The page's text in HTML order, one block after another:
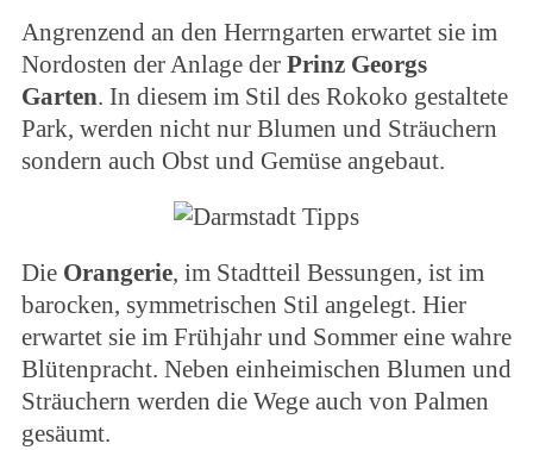
Angrenzend an den Herrngarten erwartet sie im
Nordosten der Anlage der Prinz Georgs
Garten. In diesem im Stil des Rokoko gestaltete
Park, werden nicht nur Blumen und Sträuchern
sondern auch Obst und Gemüse angebaut.
Die Orangerie, im Stadtteil Bessungen, ist im
barocken, symmetrischen Stil angelegt. Hier
erwartet sie im Frühjahr und Sommer eine wahre
Blütenpracht. Neben einheimischen Blumen und
Sträuchern werden die Wege auch von Palmen
gesäumt.